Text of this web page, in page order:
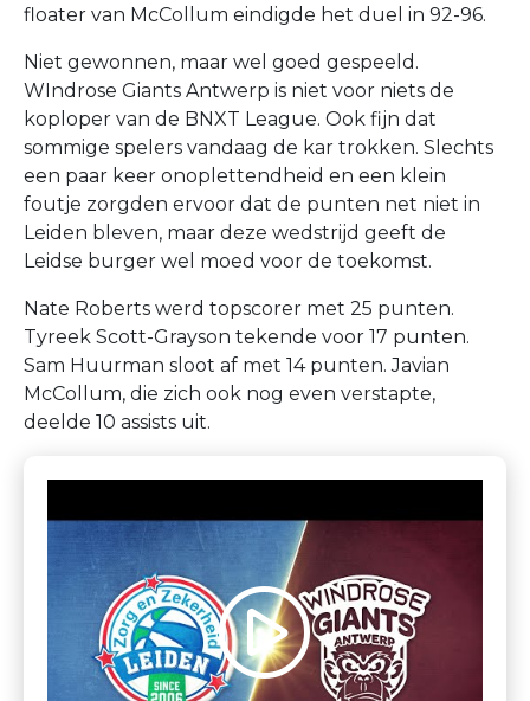
floater van McCollum eindigde het duel in 92-96.
Niet gewonnen, maar wel goed gespeeld.
WIndrose Giants Antwerp is niet voor niets de
koploper van de BNXT League. Ook fijn dat
sommige spelers vandaag de kar trokken. Slechts
een paar keer onoplettendheid en een klein
foutje zorgden ervoor dat de punten net niet in
Leiden bleven, maar deze wedstrijd geeft de
Leidse burger wel moed voor de toekomst.
Nate Roberts werd topscorer met 25 punten.
Tyreek Scott-Grayson tekende voor 17 punten.
Sam Huurman sloot af met 14 punten. Javian
McCollum, die zich ook nog even verstapte,
deelde 10 assists uit.